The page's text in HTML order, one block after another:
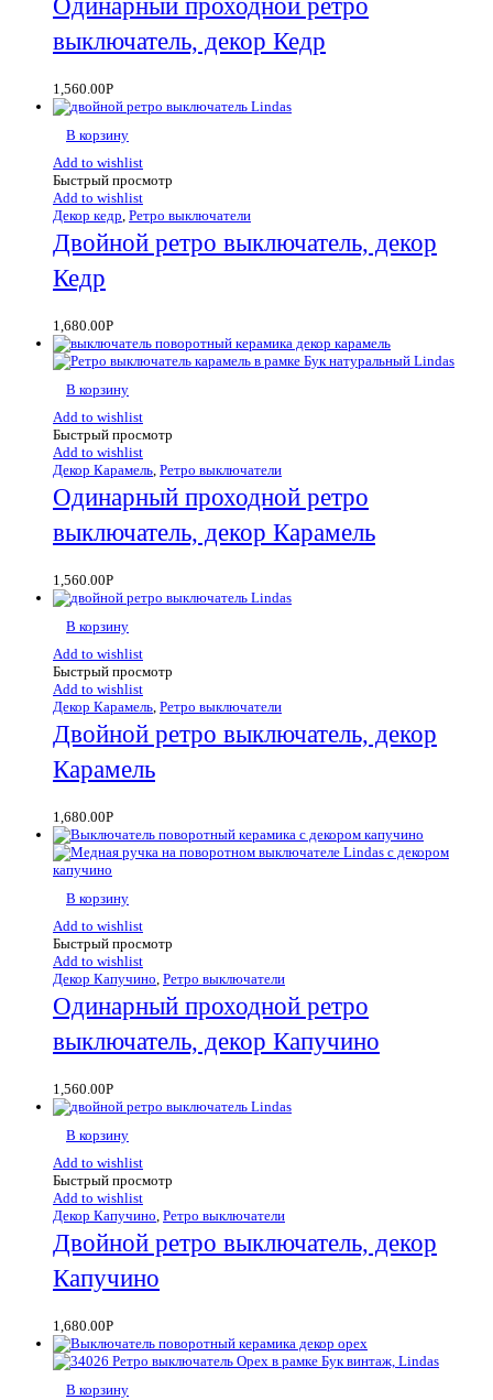
Одинарный проходной ретро
выключатель, декор Кедр
1,560.00Р
В корзину
Add to wishlist
Быстрый просмотр
Add to wishlist
Декор кедр, Ретро выключатели
Двойной ретро выключатель, декор
Кедр
1,680.00Р
В корзину
Add to wishlist
Быстрый просмотр
Add to wishlist
Декор Карамель, Ретро выключатели
Одинарный проходной ретро
выключатель, декор Карамель
1,560.00Р
В корзину
Add to wishlist
Быстрый просмотр
Add to wishlist
Декор Карамель, Ретро выключатели
Двойной ретро выключатель, декор
Карамель
1,680.00Р
В корзину
Add to wishlist
Быстрый просмотр
Add to wishlist
Декор Капучино, Ретро выключатели
Одинарный проходной ретро
выключатель, декор Капучино
1,560.00Р
В корзину
Add to wishlist
Быстрый просмотр
Add to wishlist
Декор Капучино, Ретро выключатели
Двойной ретро выключатель, декор
Капучино
1,680.00Р
В корзину